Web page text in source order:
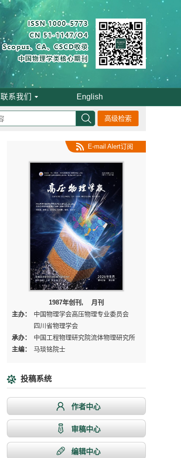
联系我们 English
高级检索
E-mail Alert订阅
1987年创刊, 月刊
主办：
中国物理学会高压物理专业委员会
四川省物理学会
承办：
中国工程物理研究院流体物理研究所
主编：
马琰铭院士
投稿系统
作者中心
审稿中心
编辑中心